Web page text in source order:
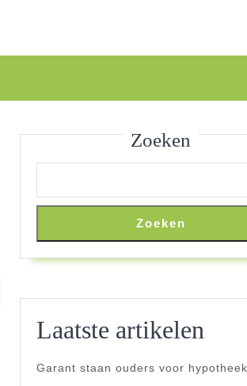
Zoeken
Zoeken
Laatste artikelen
Garant staan ouders voor